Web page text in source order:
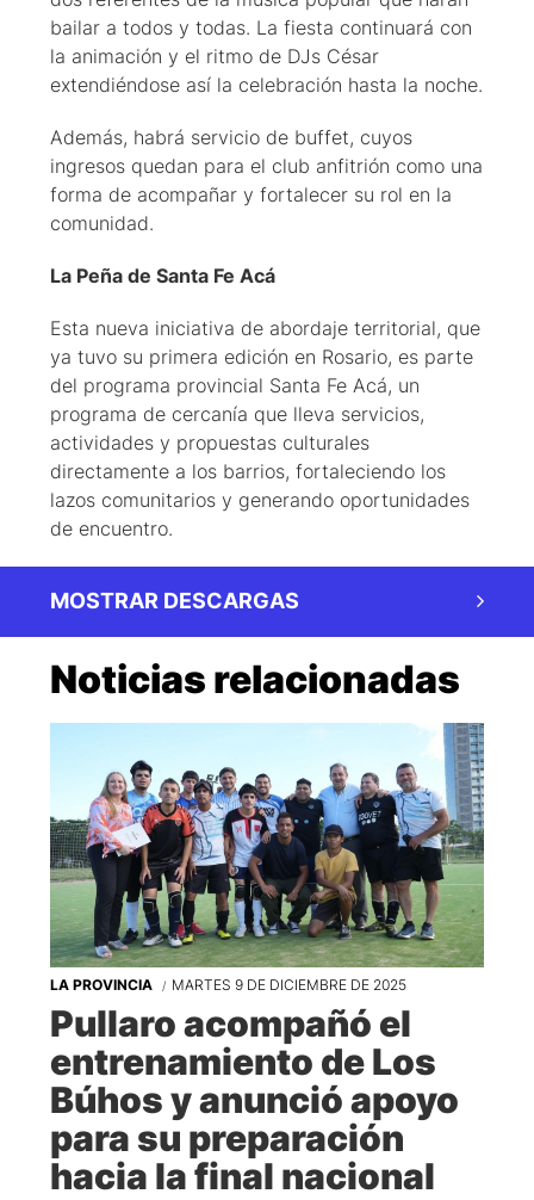
bailar a todos y todas. La fiesta continuará con
la animación y el ritmo de DJs César
extendiéndose así la celebración hasta la noche.
Además, habrá servicio de buffet, cuyos
ingresos quedan para el club anfitrión como una
forma de acompañar y fortalecer su rol en la
comunidad.
La Peña de Santa Fe Acá
Esta nueva iniciativa de abordaje territorial, que
ya tuvo su primera edición en Rosario, es parte
del programa provincial Santa Fe Acá, un
programa de cercanía que lleva servicios,
actividades y propuestas culturales
directamente a los barrios, fortaleciendo los
lazos comunitarios y generando oportunidades
de encuentro.
MOSTRAR DESCARGAS
Noticias relacionadas
LA PROVINCIA MARTES 9 DE DICIEMBRE DE 2025
Pullaro acompañó el
entrenamiento de Los
Búhos y anunció apoyo
para su preparación
hacia la final nacional